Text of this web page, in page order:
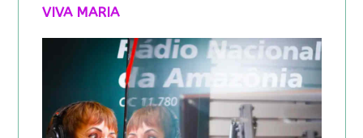
VIVA MARIA